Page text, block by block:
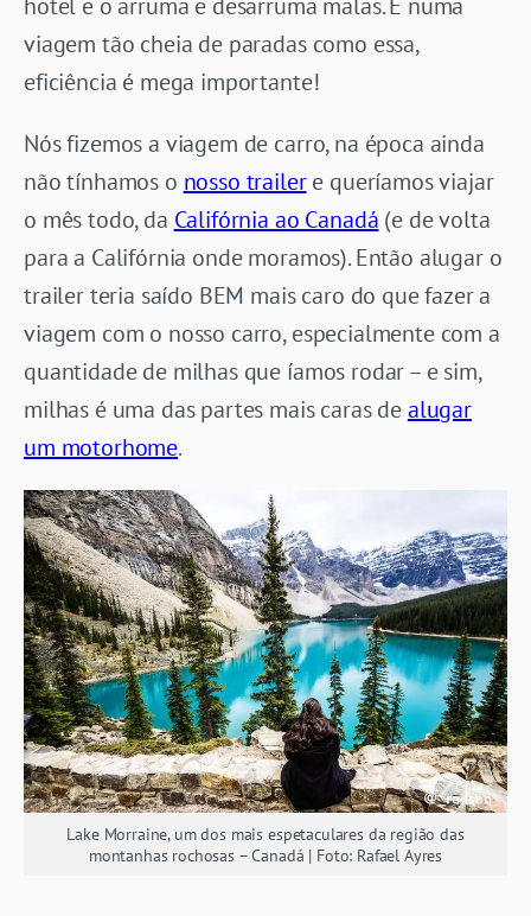
viagem tão cheia de paradas como essa,
eficiência é mega importante!
Nós fizemos a viagem de carro, na época ainda
não tínhamos o nosso trailere queríamos viajar
o mês todo, da Califórnia ao Canadá (e de volta
para a Califórnia onde moramos). Então alugar o
trailer teria saído BEM mais caro do que fazer a
viagem com o nosso carro, especialmente com a
quantidade de milhas que íamos rodar – e sim,
milhas é uma das partes mais caras dealugar
um motorhome.
Lake Morraine, um dos mais espetaculares da região das
montanhas rochosas – Canadá | Foto: Rafael Ayres